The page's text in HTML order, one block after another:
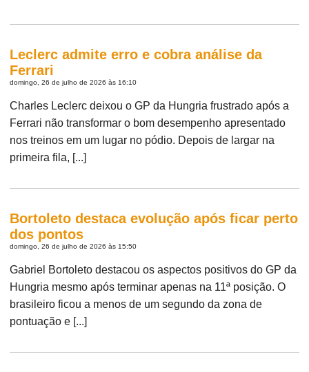
Leclerc admite erro e cobra análise da
Ferrari
domingo, 26 de julho de 2026 às 16:10
Charles Leclerc deixou o GP da Hungria frustrado após a
Ferrari não transformar o bom desempenho apresentado
nos treinos em um lugar no pódio. Depois de largar na
primeira fila, [...]
Bortoleto destaca evolução após ficar perto
dos pontos
domingo, 26 de julho de 2026 às 15:50
Gabriel Bortoleto destacou os aspectos positivos do GP da
Hungria mesmo após terminar apenas na 11ª posição. O
brasileiro ficou a menos de um segundo da zona de
pontuação e [...]